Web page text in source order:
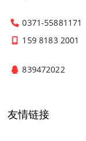
0371-55881171
159 8183 2001
839472022
友情链接